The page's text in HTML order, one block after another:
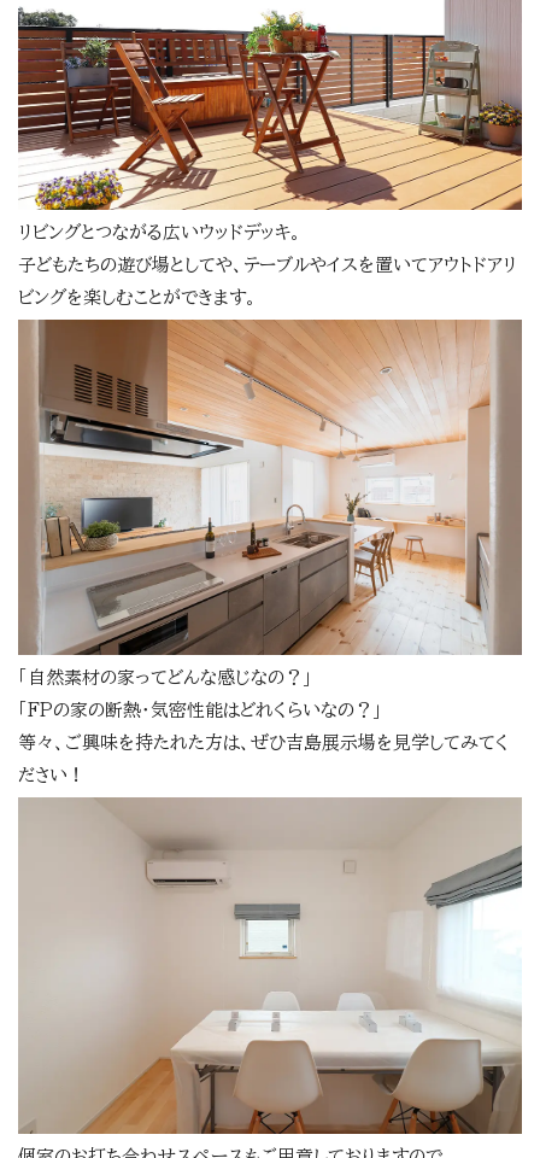
リビングとつながる広いウッドデッキ。
子どもたちの遊び場としてや、テーブルやイスを置いてアウトドアリ
ビングを楽しむことができます。
「自然素材の家ってどんな感じなの？」
「FPの家の断熱・気密性能はどれくらいなの？」
等々、ご興味を持たれた方は、ぜひ吉島展示場を見学してみてく
ださい！